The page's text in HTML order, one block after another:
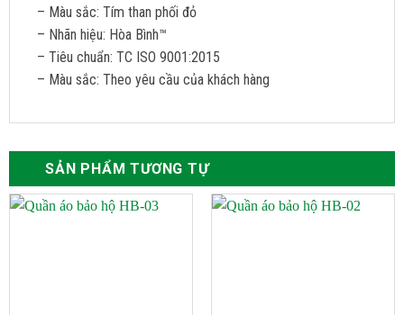
– Màu sắc: Tím than phối đỏ
– Nhãn hiệu: Hòa Bình™
– Tiêu chuẩn: TC ISO 9001:2015
– Màu sắc: Theo yêu cầu của khách hàng
SẢN PHẨM TƯƠNG TỰ